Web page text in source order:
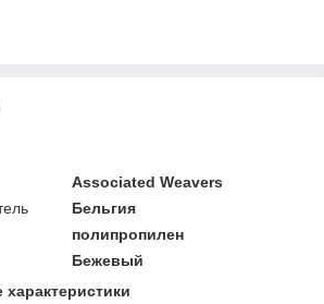
Associated Weavers
Бельгия
полипропилен
Бежевый